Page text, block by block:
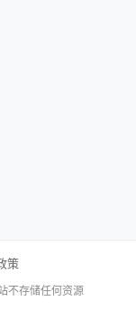
策
不存储任何资源